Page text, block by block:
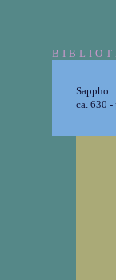
Sappho
ca. 630 -